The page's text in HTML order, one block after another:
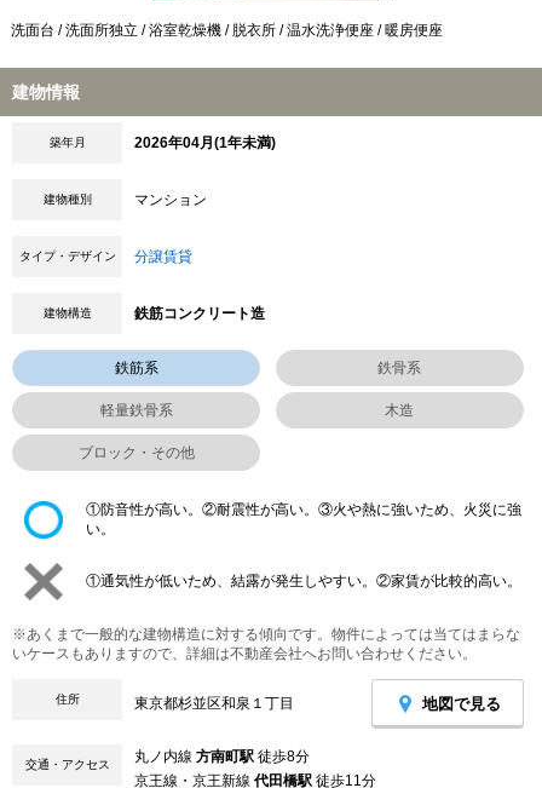
洗面台 / 洗面所独立 / 浴室乾燥機 / 脱衣所 / 温水洗浄便座 / 暖房便座
建物情報
築年月 2026年04月(1年未満)
建物種別 マンション
タイプ・デザイン 分譲賃貸
建物構造 鉄筋コンクリート造
鉄筋系 鉄骨系
軽量鉄骨系 木造
ブロック・その他
①防音性が高い。②耐震性が高い。③火や熱に強いため、火災に強
い。
①通気性が低いため、結露が発生しやすい。②家賃が比較的高い。
※あくまで一般的な建物構造に対する傾向です。物件によっては当てはまらな
いケースもありますので、詳細は不動産会社へお問い合わせください。
住所 東京都杉並区和泉１丁目 地図で見る
交通・アクセス 丸ノ内線 方南町駅 徒歩8分
京王線・京王新線 代田橋駅 徒歩11分